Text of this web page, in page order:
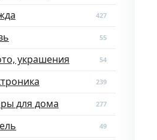
427
55
украшения 54
239
для дома 277
49